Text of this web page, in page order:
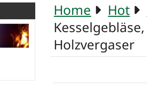
Home Hot
Holzvergaser